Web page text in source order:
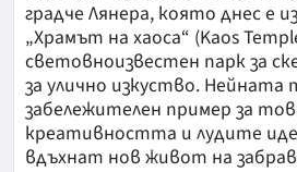
градче Лянера, която днес е
„Храмът на хаоса“ (Kaos
световноизвестен парк за
за улично изкуство. Нейната
забележителен пример за
креативността и лудите
вдъхнат нов живот на